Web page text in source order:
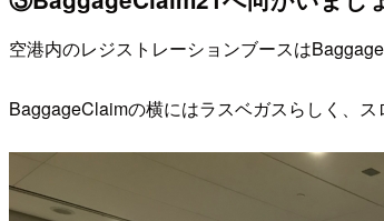
空港内のレジストレーションブースは
BaggageClaimの横にはラスベガスらしく、ス